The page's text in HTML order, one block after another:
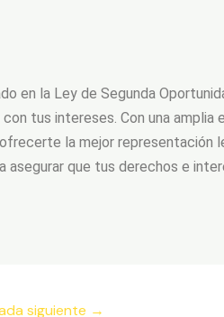
en la Ley de Segunda
tus intereses. Con una amplia
la mejor representación
asegurar que tus derechos e
siguiente →